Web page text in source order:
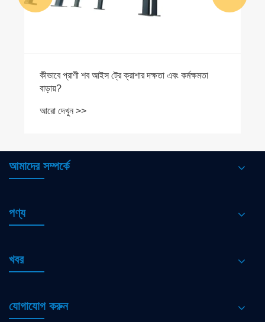
আমাদের সম্পর্কে
পণ্য
খবর
যোগাযোগ করুন